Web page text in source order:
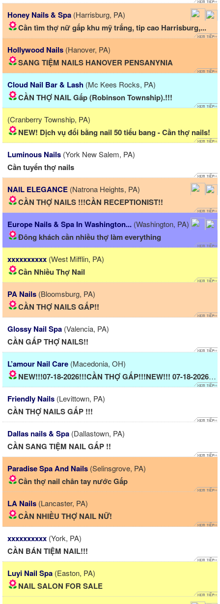
Honey Nails & Spa (Harrisburg, PA)
Cần tìm thợ nữ gấp khu mỹ trắng, tip cao Harrisburg,...
Hollywood Nails (Hanover, PA)
SANG TIỆM NAILS HANOVER PENSANYNIA
Cloud Nail Bar & Lash (Mc Kees Rocks, PA)
CẦN THỢ NAIL Gấp (Robinson Township).!!!
(Cranberry Township, PA)
NEW! Dịch vụ đổi bằng nail 50 tiểu bang - Cần thợ nails!
Luminous Nails (York New Salem, PA)
Cần tuyển thợ nails
NAIL ELEGANCE (Natrona Heights, PA)
CẦN THỢ NAILS !!!CẦN RECEPTIONIST!!
Europe Nails & Spa In Washington... (Washington, PA)
Đông khách cần nhiều thợ làm everything
xxxxxxxxxx (West Mifflin, PA)
Cần Nhiều Thợ Nail
PA Nails (Bloomsburg, PA)
CẦN THỢ NAILS GẤP!!
Glossy Nail Spa (Valencia, PA)
CẦN GẤP THỢ NAILS!!
L’amour Nail Care (Macedonia, OH)
NEW!!!07-18-2026!!!CẦN THỢ GẤP!!!NEW!!! 07-18-2026!!!!!!!!!!
Friendly Nails (Levittown, PA)
CẦN THỢ NAILS GẤP !!!
Dallas nails & Spa (Dallastown, PA)
CẦN SANG TIỆM NAIL GẤP !!
Paradise Spa And Nails (Selinsgrove, PA)
Cần thợ nail chân tay nước Gấp
LA Nails (Lancaster, PA)
CẦN NHIỀU THỢ NAIL NỮ!
xxxxxxxxxx (York, PA)
CẦN BÁN TIỆM NAIL!!!
Luyi Nail Spa (Easton, PA)
NAIL SALON FOR SALE